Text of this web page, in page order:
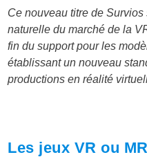
Ce nouveau titre de
naturelle du marché de la
fin du support pour les
établissant un nouveau
productions en réalité
Les jeux VR ou